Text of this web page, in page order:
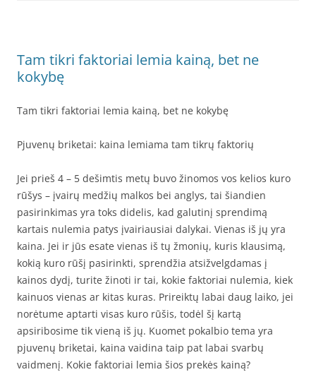
Tam tikri faktoriai lemia kainą, bet ne
kokybę
Tam tikri faktoriai lemia kainą, bet ne kokybę
Pjuvenų briketai: kaina lemiama tam tikrų faktorių
Jei prieš 4 – 5 dešimtis metų buvo žinomos vos kelios kuro
rūšys – įvairų medžių malkos bei anglys, tai šiandien
pasirinkimas yra toks didelis, kad galutinį sprendimą
kartais nulemia patys įvairiausiai dalykai. Vienas iš jų yra
kaina. Jei ir jūs esate vienas iš tų žmonių, kuris klausimą,
kokią kuro rūšį pasirinkti, sprendžia atsižvelgdamas į
kainos dydį, turite žinoti ir tai, kokie faktoriai nulemia, kiek
kainuos vienas ar kitas kuras. Prireiktų labai daug laiko, jei
norėtume aptarti visas kuro rūšis, todėl šį kartą
apsiribosime tik vieną iš jų. Kuomet pokalbio tema yra
pjuvenų briketai, kaina vaidina taip pat labai svarbų
vaidmenį. Kokie faktoriai lemia šios prekės kainą?